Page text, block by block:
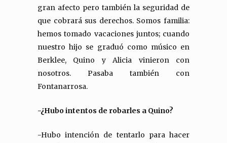
gran afecto pero también la seguridad de
que cobrará sus derechos. Somos familia:
hemos tomado vacaciones juntos; cuando
nuestro hijo se graduó como músico en
Berklee, Quino y Alicia vinieron con
nosotros. Pasaba también con
Fontanarrosa.
-¿Hubo intentos de robarles a Quino?
-Hubo intención de tentarlo para hacer